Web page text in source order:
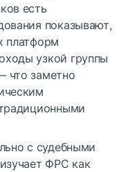
есть
показывают,
платформ
узкой группы
что заметно
с судебными
ФРС как